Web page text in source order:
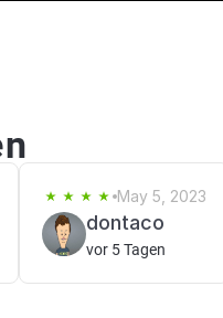
May 5, 2023
dontaco
vor 5 Tagen